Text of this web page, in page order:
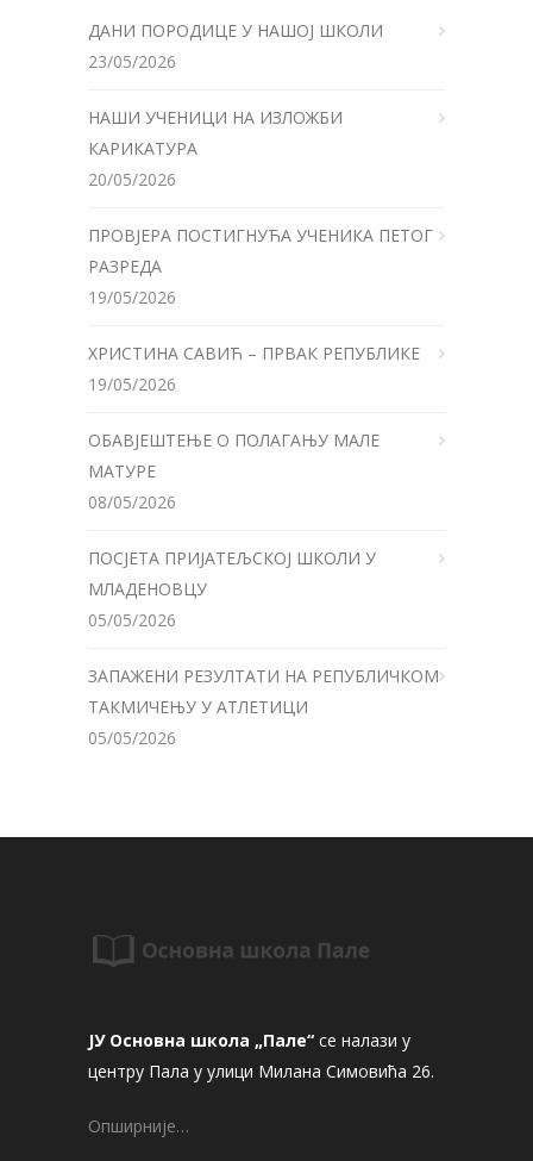
ДАНИ ПОРОДИЦЕ У НАШОЈ ШКОЛИ
23/05/2026
НАШИ УЧЕНИЦИ НА ИЗЛОЖБИ
КАРИКАТУРА
20/05/2026
ПРОВЈЕРА ПОСТИГНУЋА УЧЕНИКА ПЕТОГ
РАЗРЕДА
19/05/2026
ХРИСТИНА САВИЋ – ПРВАК РЕПУБЛИКЕ
19/05/2026
ОБАВЈЕШТЕЊЕ О ПОЛАГАЊУ МАЛЕ
МАТУРЕ
08/05/2026
ПОСЈЕТА ПРИЈАТЕЉСКОЈ ШКОЛИ У
МЛАДЕНОВЦУ
05/05/2026
ЗАПАЖЕНИ РЕЗУЛТАТИ НА РЕПУБЛИЧКОМ
ТАКМИЧЕЊУ У АТЛЕТИЦИ
05/05/2026
ЈУ Основна школа „Пале“ се налази у
центру Пала у улици Милана Симовића 26.
Опширније…